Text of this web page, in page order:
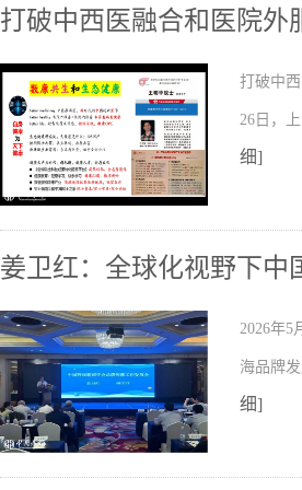
打破中西医融合和医院外
打破中
26日，
细]
姜卫红：全球化视野下中
2026年5
海品牌
细]